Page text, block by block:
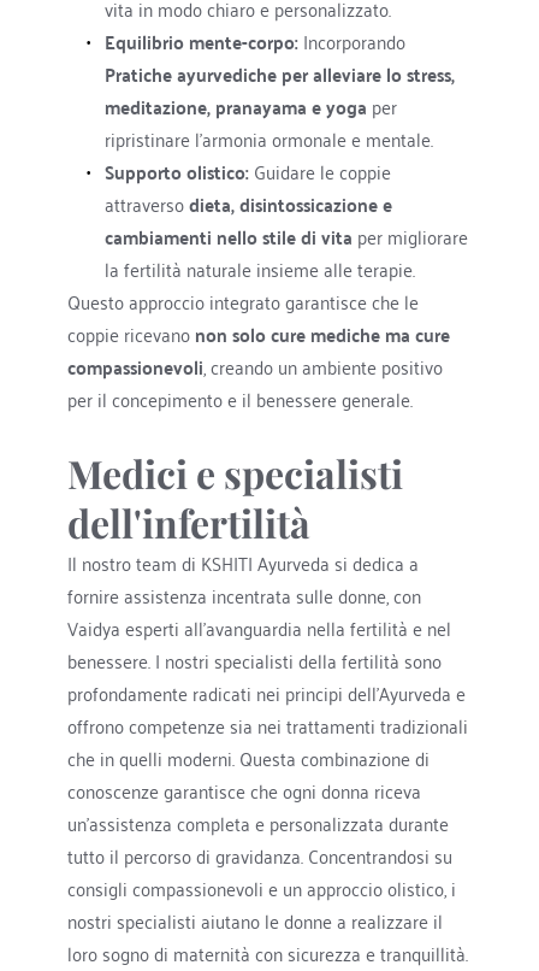
vita in modo chiaro e personalizzato.
Equilibrio mente-corpo: Incorporando
Pratiche ayurvediche per alleviare lo stress,
meditazione, pranayama e yoga per
ripristinare l'armonia ormonale e mentale.
Supporto olistico: Guidare le coppie
attraverso dieta, disintossicazione e
cambiamenti nello stile di vita per migliorare
la fertilità naturale insieme alle terapie.
Questo approccio integrato garantisce che le
coppie ricevano non solo cure mediche ma cure
compassionevoli, creando un ambiente positivo
per il concepimento e il benessere generale.
Medici e specialisti
dell'infertilità
Il nostro team di KSHITI Ayurveda si dedica a
fornire assistenza incentrata sulle donne, con
Vaidya esperti all'avanguardia nella fertilità e nel
benessere. I nostri specialisti della fertilità sono
profondamente radicati nei principi dell'Ayurveda e
offrono competenze sia nei trattamenti tradizionali
che in quelli moderni. Questa combinazione di
conoscenze garantisce che ogni donna riceva
un'assistenza completa e personalizzata durante
tutto il percorso di gravidanza. Concentrandosi su
consigli compassionevoli e un approccio olistico, i
nostri specialisti aiutano le donne a realizzare il
loro sogno di maternità con sicurezza e tranquillità.